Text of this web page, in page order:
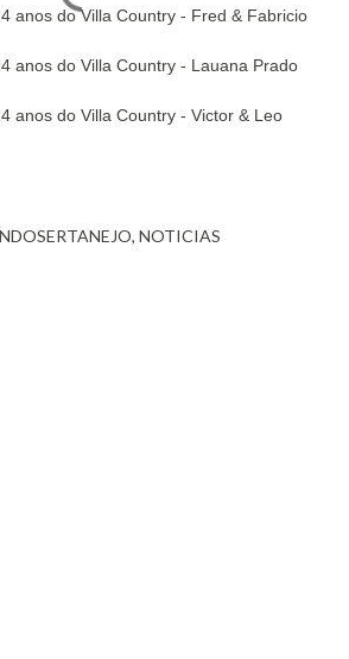
anos do Villa Country - Fred & Fabricio
anos do Villa Country - Lauana Prado
anos do Villa Country - Victor & Leo
NOTICIAS